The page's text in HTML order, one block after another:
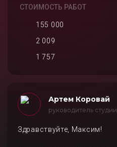
СТОИМОСТЬ РАБОТ
155 000
2 009
1 757
Артем Коровай
руководитель студии
Здравствуйте, Максим!